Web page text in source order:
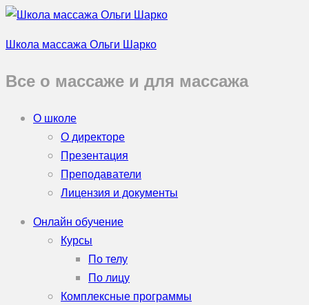
Школа массажа Ольги Шарко
Все о массаже и для массажа
О школе
О директоре
Презентация
Преподаватели
Лицензия и документы
Онлайн обучение
Курсы
По телу
По лицу
Комплексные программы